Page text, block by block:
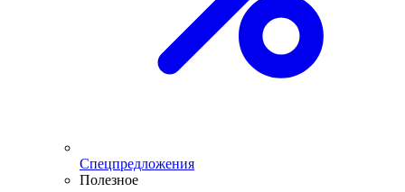
Спецпредложения
Полезное